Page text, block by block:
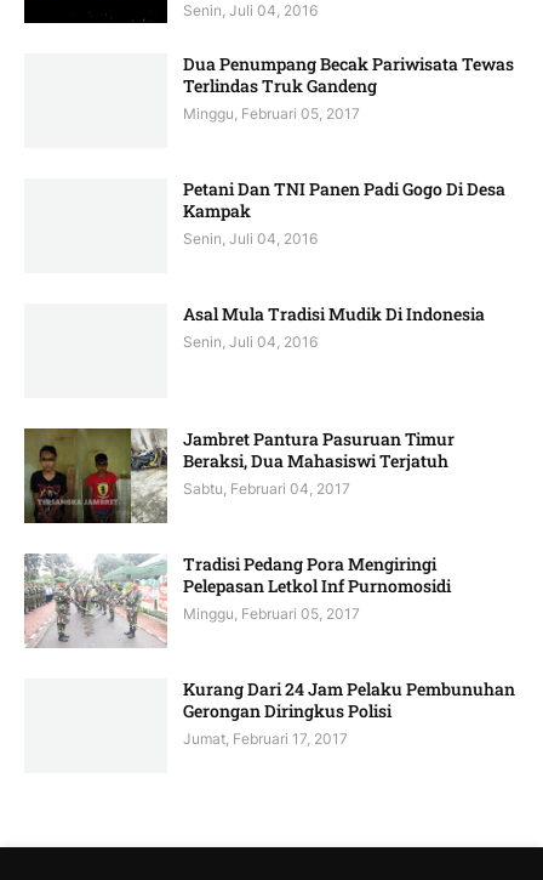
Senin, Juli 04, 2016
Dua Penumpang Becak Pariwisata Tewas
Terlindas Truk Gandeng
Minggu, Februari 05, 2017
Petani Dan TNI Panen Padi Gogo Di Desa
Kampak
Senin, Juli 04, 2016
Asal Mula Tradisi Mudik Di Indonesia
Senin, Juli 04, 2016
Jambret Pantura Pasuruan Timur
Beraksi, Dua Mahasiswi Terjatuh
Sabtu, Februari 04, 2017
Tradisi Pedang Pora Mengiringi
Pelepasan Letkol Inf Purnomosidi
Minggu, Februari 05, 2017
Kurang Dari 24 Jam Pelaku Pembunuhan
Gerongan Diringkus Polisi
Jumat, Februari 17, 2017